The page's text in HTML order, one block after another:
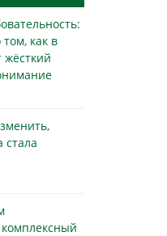
как в
жёсткий
стала